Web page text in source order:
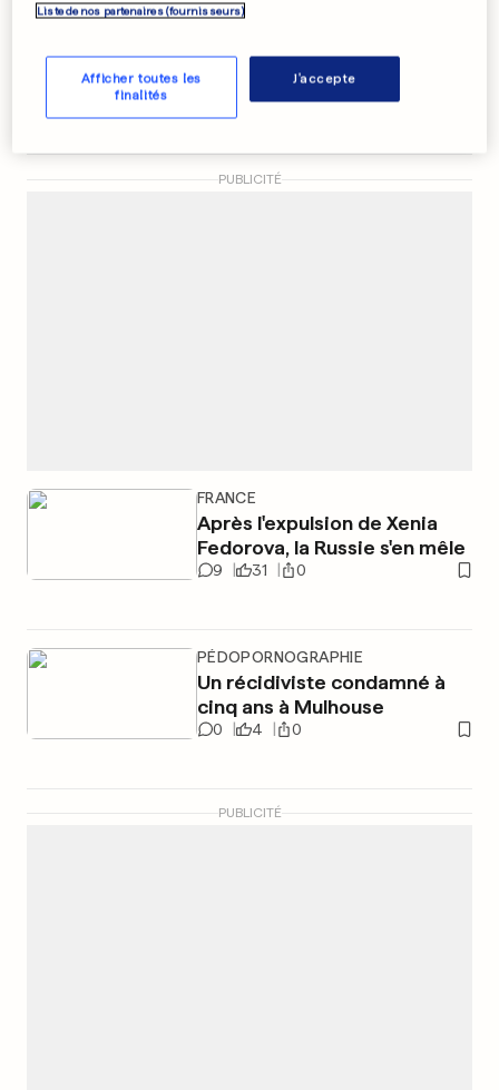
EN PHOTOS MÉGAFEU EN GIRONDE
dément avoir «abandonné Le
Porge»
4
PUBLICITÉ
FRANCE
Après l'expulsion de Xenia
Fedorova, la Russie s'en mêle
9 31 0
PÉDOPORNOGRAPHIE
Un récidiviste condamné à
cinq ans à Mulhouse
0 4 0
PUBLICITÉ
Liste de nos partenaires (fournisseurs)
Afficher toutes les
finalités
J'accepte